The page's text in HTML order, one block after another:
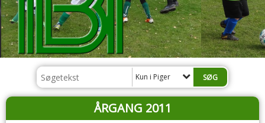
Kun i Piger
ÅRGANG 2011